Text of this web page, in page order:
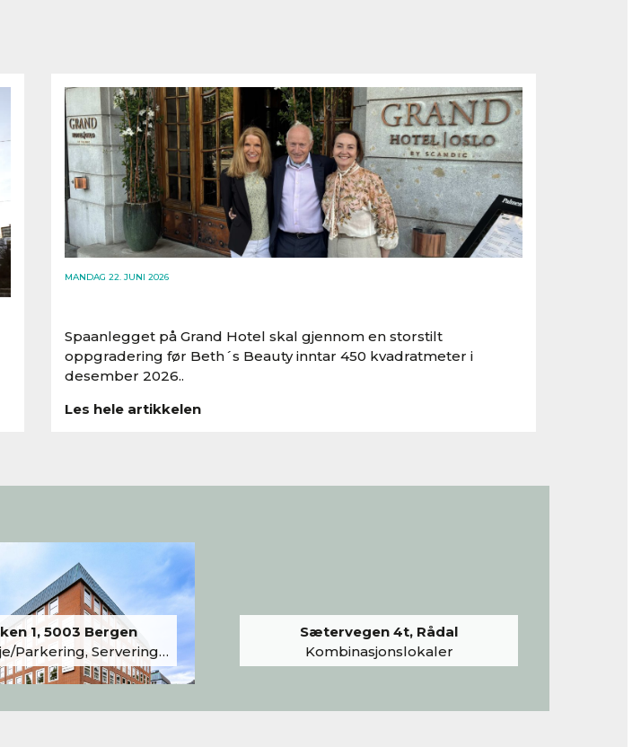
MANDAG 22. JUNI 2026
Spaanlegget på Grand Hotel skal gjennom en storstilt
oppgradering før Beth´s Beauty inntar 450 kvadratmeter i
desember 2026..
Les hele artikkelen
1, 5003 Bergen
Kantine, Undervisning/Arrangement
Sætervegen 4t, Rådal
Kombinasjonslokaler